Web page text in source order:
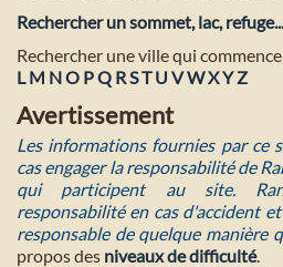
Rechercher un sommet, lac, refuge...
Rechercher une ville qui
L M NO PQ RST U VWXYZ
Avertissement
Les informations fournies par ce
cas engager la responsabilité de
qui participent au site.
responsabilité en cas d'accident
responsable de quelque manière
propos des niveaux de difficulté.